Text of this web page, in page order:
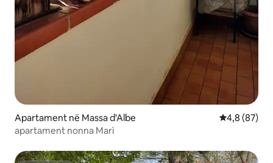
Apartament në Massa d'Albe Vlerësimi
4,8 (87)
apartament nonna Marì